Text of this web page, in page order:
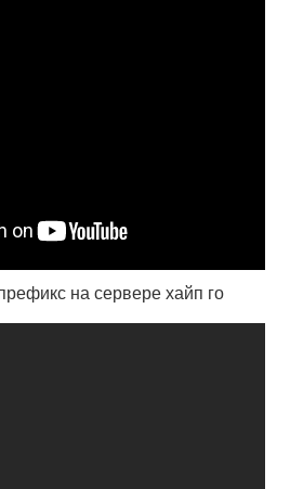
на сервере хайп го